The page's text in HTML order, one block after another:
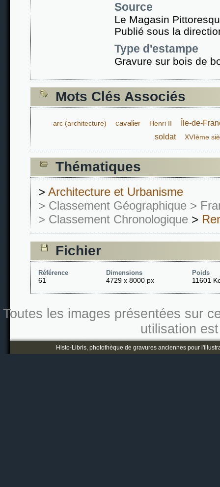
Source
Le Magasin
Publié sous la
Type d'estampe
Gravure sur bois de
Mots Clés Associés
arc (architecture) cavalier Henri II
Île-de-
soldat
XVIème
Thématiques
> Architecture et Urbanisme
> Classement Géographique >
> Classement Chronologique >
Fichier
Référence
61
Dimensions
4729 x 8000 px
Poids
11601
Toutes les images présentées sur
utilisation
Histo-Libris, photothèque de gravures anciennes pour